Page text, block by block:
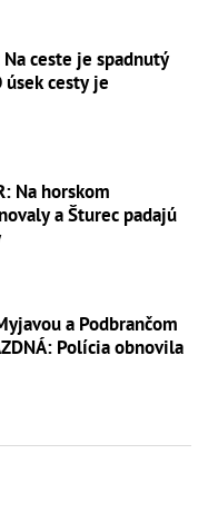
ceste je spadnutý
úsek cesty je
Na horskom
a Šturec padajú
a Podbrančom
Polícia obnovila